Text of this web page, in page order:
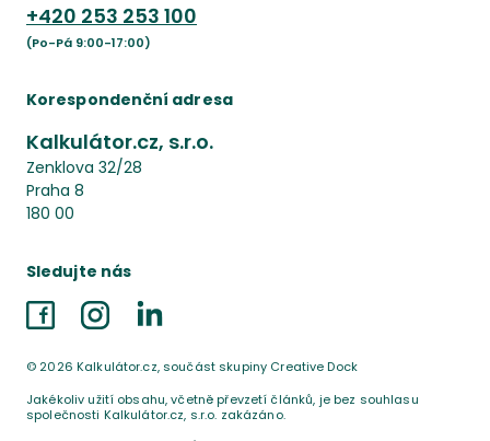
+420 253 253 100
(Po-Pá 9:00-17:00)
Korespondenční adresa
Kalkulátor.cz, s.r.o.
Zenklova 32/28
Praha 8
180 00
Sledujte nás
FacebookInstagramLinkedIn
© 2026 Kalkulátor.cz, součást skupiny Creative Dock
Jakékoliv užití obsahu, včetně převzetí článků, je bez souhlasu
společnosti Kalkulátor.cz, s.r.o. zakázáno.